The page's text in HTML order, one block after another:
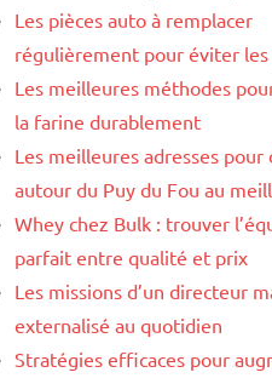
Les pièces auto à remplacer
régulièrement pour éviter les
Les meilleures méthodes
la farine durablement
Les meilleures adresses pour
autour du Puy du Fou au
Whey chez Bulk : trouver
parfait entre qualité et prix
Les missions d’un directeur
externalisé au quotidien
Stratégies efficaces pour